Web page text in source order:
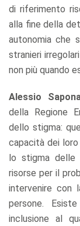
di riferimento
alla fine della
autonomia che
stranieri
non più quando
Alessio
della Regione
dello stigma:
capacità dei
lo stigma delle
risorse per il
intervenire con
persone.
inclusione al